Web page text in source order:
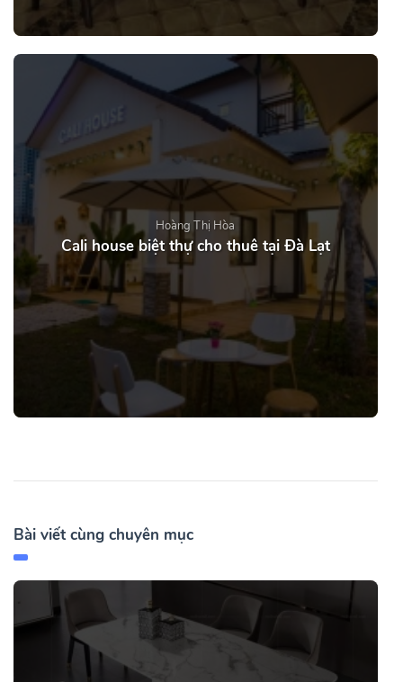
Hoàng Thị Hòa
Cali house biệt thự cho thuê tại Đà Lạt
Bài viết cùng chuyên mục